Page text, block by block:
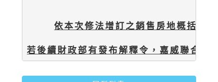
依本次修法增訂之銷售房地概括免
若後續財政部有發布解釋令，嘉威聯合會